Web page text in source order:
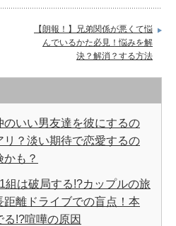
【朗報！】兄弟関係が悪くて悩
んでいるかた必見！悩みを解
決？解消？する方法
のいい男友達を彼にするの
リ？淡い期待で恋愛するの
かも？
組は破局する!?カップルの旅
距離ドライブでの盲点！本
る!?喧嘩の原因